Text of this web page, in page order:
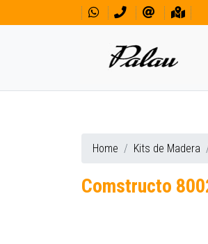
Home Kits de Madera
Comstructo